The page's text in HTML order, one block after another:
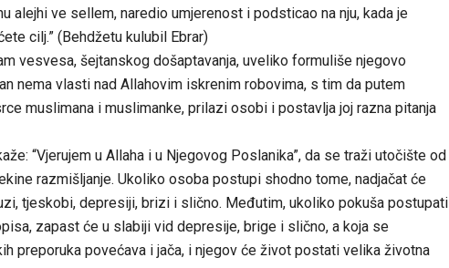
alejhi ve sellem, naredio umjerenost i podsticao na nju, kada je
cilj.” (Behdžetu kulubil Ebrar)
vesvesa, šejtanskog došaptavanja, uveliko formuliše njegovo
nema vlasti nad Allahovim iskrenim robovima, s tim da putem
muslimana i muslimanke, prilazi osobi i postavlja joj razna pitanja
“Vjerujem u Allaha i u Njegovog Poslanika”, da se traži utočište od
razmišljanje. Ukoliko osoba postupi shodno tome, nadjačat će
tjeskobi, depresiji, brizi i slično. Međutim, ukoliko pokuša postupati
zapast će u slabiji vid depresije, brige i slično, a koja se
preporuka povećava i jača, i njegov će život postati velika životna